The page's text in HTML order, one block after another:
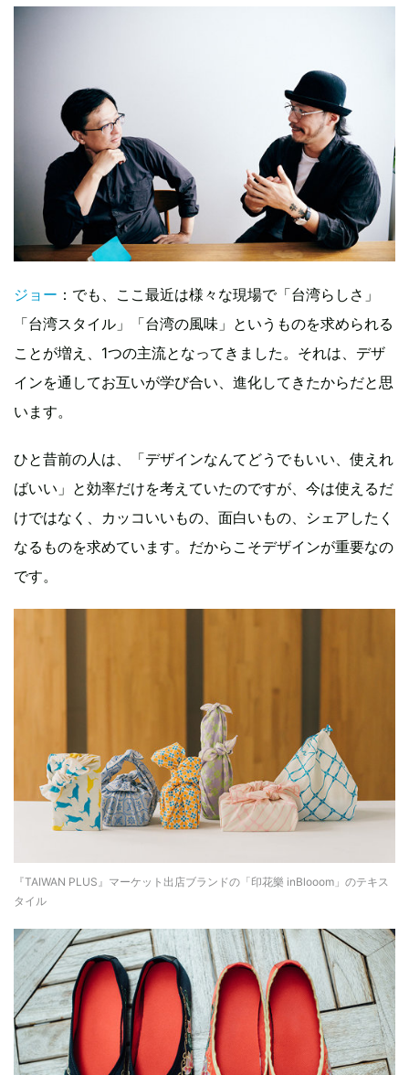
ジョー ：でも、ここ最近は様々な現場で「台湾らしさ」
「台湾スタイル」「台湾の風味」というものを求められる
ことが増え、1つの主流となってきました。それは、デザ
インを通してお互いが学び合い、進化してきたからだと思
います。
ひと昔前の人は、「デザインなんてどうでもいい、使えれ
ばいい」と効率だけを考えていたのですが、今は使えるだ
けではなく、カッコいいもの、面白いもの、シェアしたく
なるものを求めています。だからこそデザインが重要なの
です。
『TAIWAN PLUS』マーケット出店ブランドの「印花樂 inBlooom」のテキス
タイル